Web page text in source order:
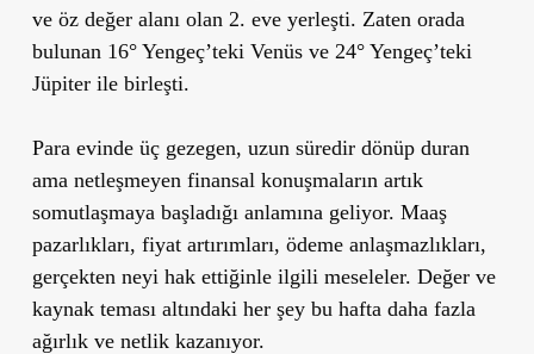
ve öz değer alanı olan 2. eve yerleşti. Zaten orada
bulunan 16° Yengeç’teki Venüs ve 24° Yengeç’teki
Jüpiter ile birleşti.
Para evinde üç gezegen, uzun süredir dönüp duran
ama netleşmeyen finansal konuşmaların artık
somutlaşmaya başladığı anlamına geliyor. Maaş
pazarlıkları, fiyat artırımları, ödeme anlaşmazlıkları,
gerçekten neyi hak ettiğinle ilgili meseleler. Değer ve
kaynak teması altındaki her şey bu hafta daha fazla
ağırlık ve netlik kazanıyor.